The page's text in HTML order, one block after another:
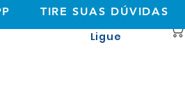
TIRE SUAS DÚVIDAS
Ligue